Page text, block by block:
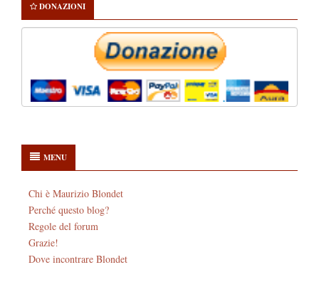
DONAZIONI
MENU
Chi è Maurizio Blondet
Perché questo blog?
Regole del forum
Grazie!
Dove incontrare Blondet